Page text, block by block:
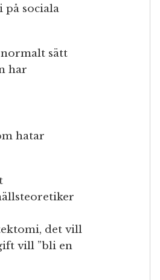
på sociala
sätt
har
hatar
det vill
vill ”bli en